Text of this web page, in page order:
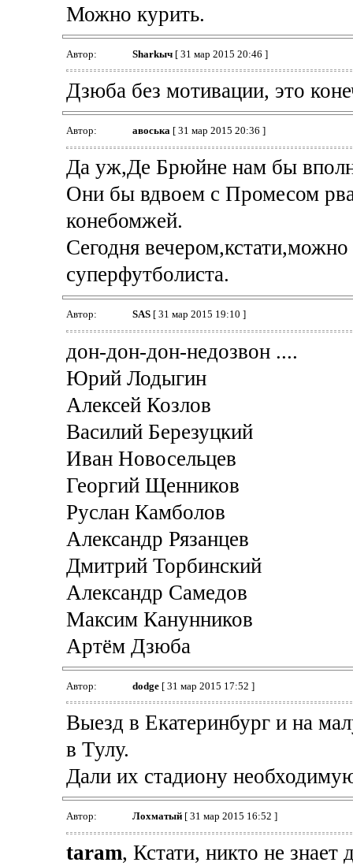
Можно курить.
Автор: Sharkыч[ 31 мар 2015 20:46 ]
Дзюба без мотивации, это
Автор: авоська[ 31 мар 2015 20:36 ]
Да уж,Де Брюйне нам бы
Они бы вдвоем с Промесом
конебомжей.
Сегодня
суперфутболиста.
Автор: SAS[ 31 мар 2015 19:10 ]
дон-дон-дон-недозвон ....
Юрий Лодыгин
Алексей Козлов
Василий Березуцкий
Иван Новосельцев
Георгий Щенников
Руслан Камболов
Александр Рязанцев
Дмитрий Торбинский
Александр Самедов
Максим Канунников
Артём Дзюба
Автор: dodge[ 31 мар 2015 17:52 ]
Выезд в Екатеринбург и на
в Тулу.
Дали их стадиону
Автор: Лохматый[ 31 мар 2015 16:52 ]
taram, Кстати, никто не знает